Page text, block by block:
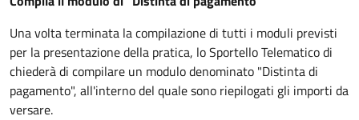
Una volta terminata la compilazione di tutti i moduli previsti
per la presentazione della pratica, lo Sportello Telematico di
chiederà di compilare un modulo denominato "Distinta di
pagamento", all'interno del quale sono riepilogati gli importi da
versare.